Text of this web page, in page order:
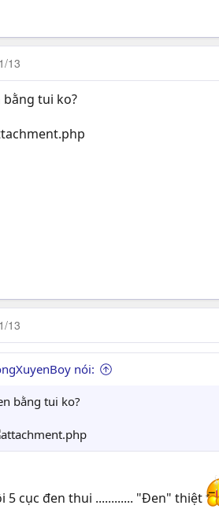
13
tui ko?
13
nói:
bằng tui ko?
5 cục đen thui ............ "Đen" thiệt